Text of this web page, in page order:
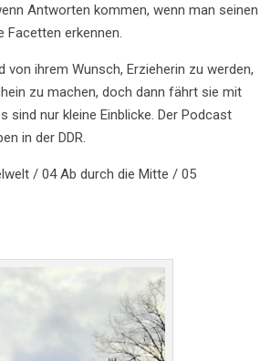
Antworten kommen, wenn man seinen
Facetten erkennen.
ihrem Wunsch, Erzieherin zu werden,
zu machen, doch dann fährt sie mit
nur kleine Einblicke. Der Podcast
in der DDR.
/ 04 Ab durch die Mitte / 05